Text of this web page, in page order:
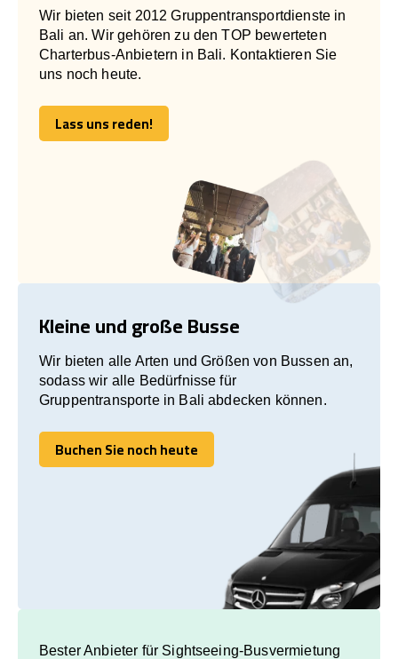
Wir bieten seit 2012 Gruppentransportdienste in
Bali an. Wir gehören zu den TOP bewerteten
Charterbus-Anbietern in Bali. Kontaktieren Sie
uns noch heute.
Lass uns reden!
Lass uns reden!
Kleine und große Busse
Wir bieten alle Arten und Größen von Bussen an,
sodass wir alle Bedürfnisse für
Gruppentransporte in Bali abdecken können.
Buchen Sie noch heute
Buchen Sie noch heute
Bester Anbieter für Sightseeing-Busvermietung